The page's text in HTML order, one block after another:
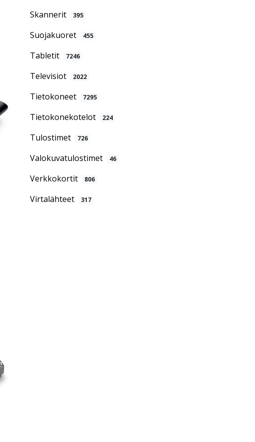
Skannerit 395
Suojakuoret 455
Tabletit 7246
Televisiot 2022
Tietokoneet 7295
Tietokonekotelot 224
Tulostimet 726
Valokuvatulostimet 46
Verkkokortit 806
Virtalähteet 317